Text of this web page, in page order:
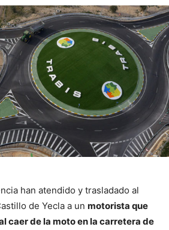
han atendido y trasladado al
de Yecla a un motorista que
caer de la moto en la carretera de